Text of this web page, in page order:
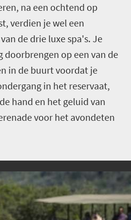
na een ochtend op
verdien je wel een
de drie luxe spa's. Je
doorbrengen op een van de
in de buurt voordat je
in het reservaat,
hand en het geluid van
voor het avondeten